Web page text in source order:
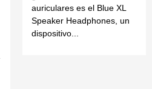
auriculares es el Blue XL
Speaker Headphones, un
dispositivo...